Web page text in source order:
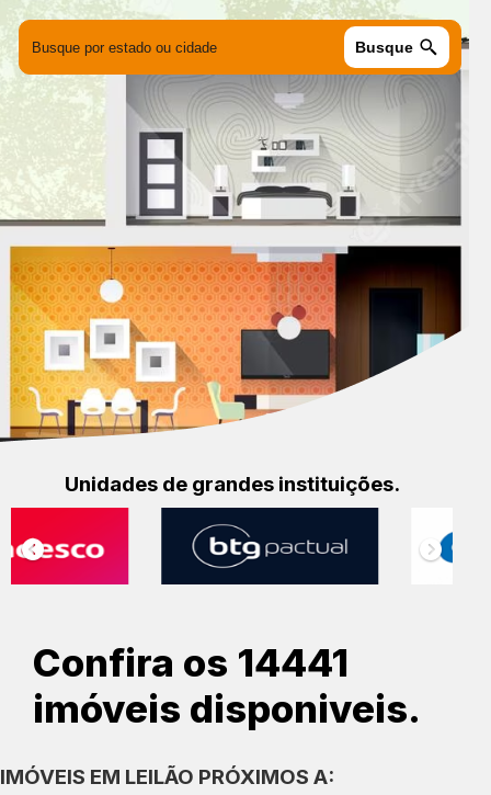
Busque
Unidades de grandes instituições.
Confira os 14441
imóveis disponiveis.
IMÓVEIS EM LEILÃO PRÓXIMOS A: